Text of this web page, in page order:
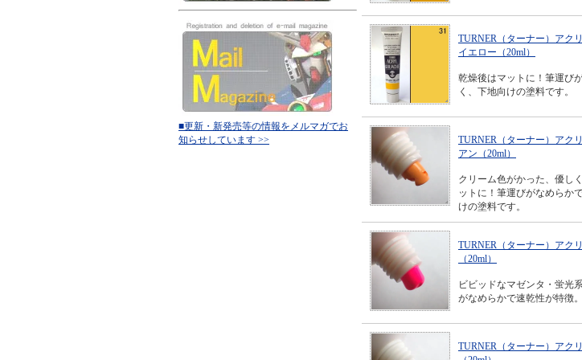
■更新・新発売等の情報をメルマガでお
知らせしています >>
TURNER（ターナー）アク
イエロー（20ml）
乾燥後はマットに！筆運び
く、下地向けの塗料です。
TURNER（ターナー）アク
アン（20ml）
クリーム色がかった、優し
ットに！筆運びがなめらか
けの塗料です。
TURNER（ターナー）アク
（20ml）
ビビッドなマゼンタ・蛍光
がなめらかで速乾性が特徴
TURNER（ターナー）アク